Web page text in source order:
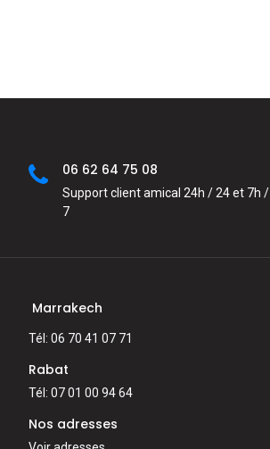
06 62 64 75 08
Support client amical 24h / 24 et 7h /
7
Marrakech
Tél: 06 70 41 07 71
Rabat
Tél: 07 01 00 94 64
Nos adresses